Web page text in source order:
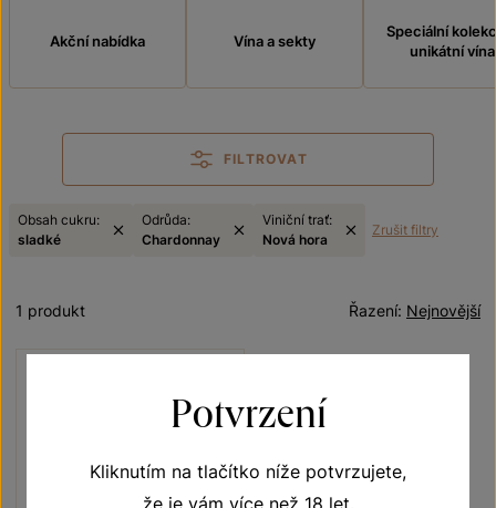
Akční nabídka Vína a sekty
Speciální
unikátní vína
FILTROVAT
Obsah cukru:
sladké
Odrůda:
Chardonnay
Viniční trať:
Nová hora
Zrušit filtry
Nejnovější
Řazení:
1 produkt
Potvrzení
Kliknutím na tlačítko níže potvrzujete,
že je vám více než 18 let.